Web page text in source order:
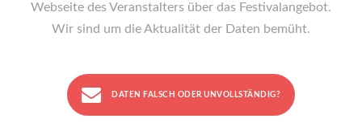
Webseite des Veranstalters über das Festivalangebot.
Wir sind um die Aktualität der Daten bemüht.
DATEN FALSCH ODER UNVOLLSTÄNDIG?